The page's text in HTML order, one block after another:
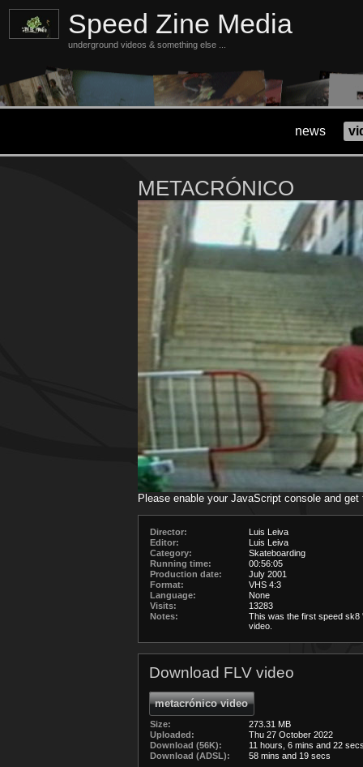
Speed Zine Media
underground videos & something else ...
news
METACRÓNICO
Please enable your JavaScript console and
Director:
Luis Leiva
Editor:
Luis Leiva
Category:
Skateboarding
Running time:
00:56:05
Production date:
July 2001
Format:
VHS 4:3
Language:
None
Visits:
13283
Notes:
This was the first speed sk8
video.
Download FLV video
metacrónico video
Size:
273.31 MB
Uploaded:
Thu 27 October 2022
Download (56K):
11 hours, 6 mins and 22
Download (ADSL):
58 mins and 19 secs